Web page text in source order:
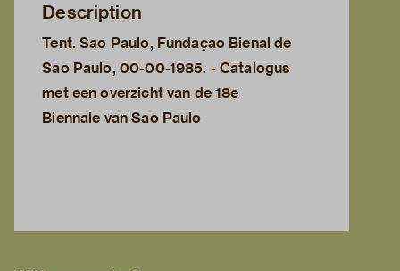
Description
Tent. Sao Paulo, Fundaçao Bienal de
Sao Paulo, 00-00-1985. - Catalogus
met een overzicht van de 18e
Biennale van Sao Paulo